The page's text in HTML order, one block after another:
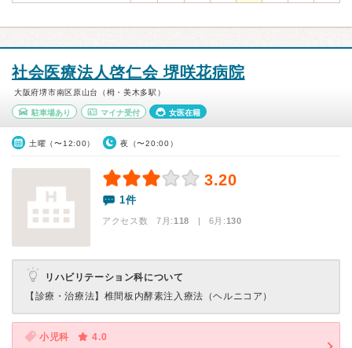
社会医療法人啓仁会 堺咲花病院
大阪府堺市南区原山台（栂・美木多駅）
駐車場あり マイナ受付 女医在籍
土曜（〜12:00） 夜（〜20:00）
3.20
1件
アクセス数 7月:118 | 6月:130
リハビリテーション科について
【診療・治療法】 椎間板内酵素注入療法（ヘルニコア）
小児科
4.0